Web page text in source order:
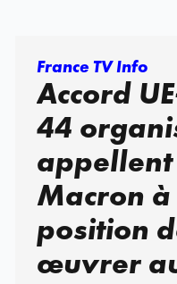
France TV Info
Accord
44
appellent
Macron
position
œuvrer